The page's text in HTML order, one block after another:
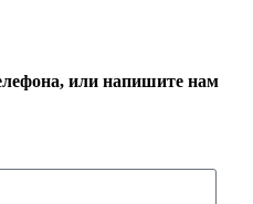
или напишите нам